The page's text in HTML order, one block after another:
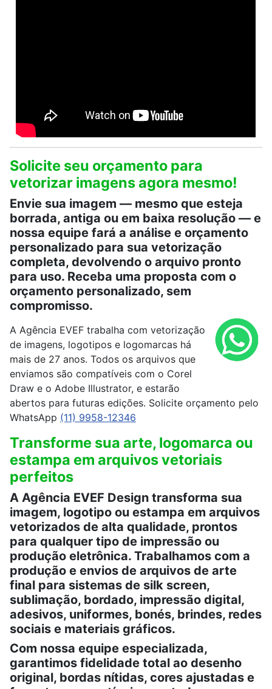
Solicite seu orçamento para
vetorizar imagens agora mesmo!
Envie sua imagem — mesmo que esteja
borrada, antiga ou em baixa resolução — e
nossa equipe fará a análise e orçamento
personalizado para sua vetorização
completa, devolvendo o arquivo pronto
para uso. Receba uma proposta com o
orçamento personalizado, sem
compromisso.
A Agência EVEF trabalha com vetorização
de imagens, logotipos e logomarcas há
mais de 27 anos. Todos os arquivos que
enviamos são compatíveis com o Corel
Draw e o Adobe Illustrator, e estarão
abertos para futuras edições. Solicite orçamento pelo
WhatsApp (11) 9958-12346
Transforme sua arte, logomarca ou
estampa em arquivos vetoriais
perfeitos
A Agência EVEF Design transforma sua
imagem, logotipo ou estampa em arquivos
vetorizados de alta qualidade, prontos
para qualquer tipo de impressão ou
produção eletrônica. Trabalhamos com a
produção e envios de arquivos de arte
final para sistemas de silk screen,
sublimação, bordado, impressão digital,
adesivos, uniformes, bonés, brindes, redes
sociais e materiais gráficos.
Com nossa equipe especializada,
garantimos fidelidade total ao desenho
original, bordas nítidas, cores ajustadas e